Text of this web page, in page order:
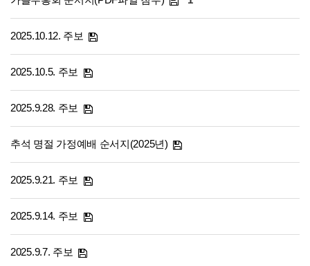
2025.10.12. 주보
2025.10.5. 주보
2025.9.28. 주보
추석 명절 가정예배 순서지(2025년)
2025.9.21. 주보
2025.9.14. 주보
2025.9.7. 주보